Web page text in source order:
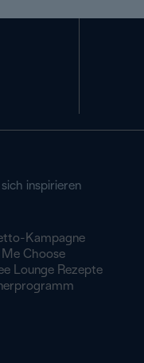
sich inspirieren
Kampagne
Me Choose
Lounge Rezepte